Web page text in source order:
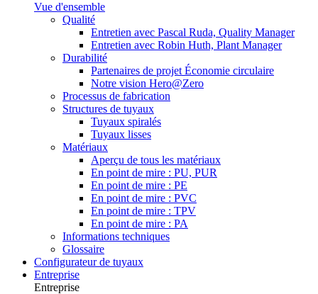
Vue d'ensemble
Qualité
Entretien avec Pascal Ruda, Quality Manager
Entretien avec Robin Huth, Plant Manager
Durabilité
Partenaires de projet Économie circulaire
Notre vision Hero@Zero
Processus de fabrication
Structures de tuyaux
Tuyaux spiralés
Tuyaux lisses
Matériaux
Aperçu de tous les matériaux
En point de mire : PU, PUR
En point de mire : PE
En point de mire : PVC
En point de mire : TPV
En point de mire : PA
Informations techniques
Glossaire
Configurateur de tuyaux
Entreprise
Entreprise